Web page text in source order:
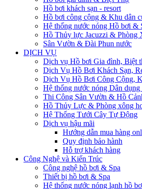
Hồ bơi khách sạn - resort
Hồ bơi công cộng & Khu dân
Hệ thống nước nóng Hồ bơi &
Hồ Thủy lực Jacuzzi & Phòng
Sân Vườn & Đài Phun nước
DỊCH VỤ
Dịch vụ Hồ bơi Gia đình, Biệt
Dịch Vụ Hồ Bơi Khách Sạn,
Dịch Vụ Hồ Bơi Công Cộng,
Hệ thống nước nóng Dân
Thi Công Sân Vườn & Hồ
Hồ Thủy Lực & Phòng xông
Hệ Thống Tưới Cây Tự Động
Dịch vụ hậu mãi
Hướng dẫn mua hàng
Quy định bảo hành
Hỗ trợ khách hàng
Công Nghệ và Kiến Trúc
Công nghệ hồ bơi & Spa
Thiết bị hồ bơi & Spa
Hệ thống nước nóng lạnh hồ